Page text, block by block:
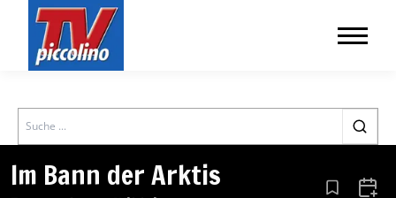
Search
Im Bann der Arktis
Aus den